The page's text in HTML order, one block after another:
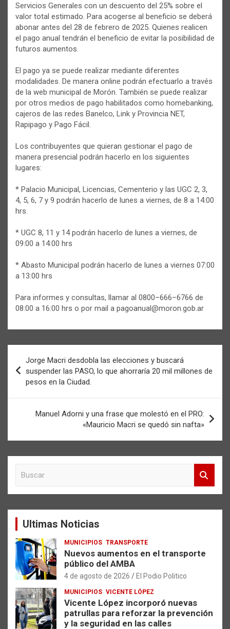
Servicios Generales con un descuento del 25% sobre el
valor total estimado. Para acogerse al beneficio se deberá
abonar antes del 28 de febrero de 2025. Quienes realicen
el pago anual tendrán el beneficio de evitar la posibilidad de
futuros aumentos.
El pago ya se puede realizar mediante diferentes
modalidades. De manera online podrán efectuarlo a través
de la web municipal de Morón. También se puede realizar
por otros medios de pago habilitados como homebanking,
cajeros de las redes Banelco, Link y Provincia NET,
Rapipago y Pago Fácil.
Los contribuyentes que quieran gestionar el pago de
manera presencial podrán hacerlo en los siguientes
lugares:
* Palacio Municipal, Licencias, Cementerio y las UGC 2, 3,
4, 5, 6, 7 y 9 podrán hacerlo de lunes a viernes, de 8 a 14:00
hrs.
* UGC 8, 11 y 14 podrán hacerlo de lunes a viernes, de
09:00 a 14:00 hrs
* Abasto Municipal podrán hacerlo de lunes a viernes 07:00
a 13:00 hrs
Para informes y consultas, llamar al 0800–666–6766 de
08:00 a 16:00 hrs o por mail a pagoanual@moron.gob.ar
de
entradas
Jorge Macri desdobla las elecciones y buscará
suspender las PASO, lo que ahorraría 20 mil millones de
pesos en la Ciudad.
Manuel Adorni y una frase que molestó en el PRO:
«Mauricio Macri se quedó sin nafta»
a
Ultimas Noticias
MUNICIPIOS TRANSPORTE
Nuevos aumentos en el transporte
público del AMBA
4 de agosto de 2026 El Podio Politico
MUNICIPIOS VICENTE LÓPEZ
Vicente López incorporó nuevas
patrullas para reforzar la prevención
y la seguridad en las calles